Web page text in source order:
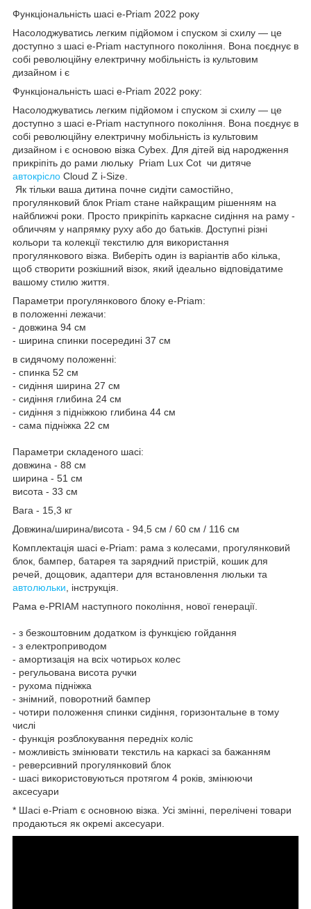
Функціональність шасі е-Priam 2022 року
Насолоджуватись легким підйомом і спуском зі схилу — це
доступно з шасі e-Priam наступного покоління. Вона поєднує в
собі революційну електричну мобільність із культовим
дизайном і є
Функціональність шасі е-Priam 2022 року:
Насолоджуватись легким підйомом і спуском зі схилу — це
доступно з шасі e-Priam наступного покоління. Вона поєднує в
собі революційну електричну мобільність із культовим
дизайном і є oсновою візка Cybex. Для дітей від народження
прикріпіть до рами люльку Priam Lux Cot чи дитяче
автокрісло Cloud Z i-Size.
Як тільки ваша дитина почне сидіти самостійно,
прогулянковий блок Priam стане найкращим рішенням на
найближчі роки. Просто прикріпіть каркасне сидіння на раму -
обличчям у напрямку руху або до батьків. Доступні різні
кольори та колекції текстилю для використання
прогулянкового візка. Виберіть один із варіантів або кілька,
щоб створити розкішний візок, який ідеально відповідатиме
вашому стилю життя.
Параметри прогулянкового блоку е-Priam:
в положенні лежачи:
- довжина 94 см
- ширина спинки посередині 37 см
в сидячому положенні:
- спинка 52 см
- сидіння ширина 27 см
- сидіння глибина 24 см
- сидіння з підніжкою глибина 44 см
- сама підніжка 22 см
Параметри складеного шасі:
довжина - 88 см
ширина - 51 см
висота - 33 см
Вага - 15,3 кг
Довжина/ширина/висота - 94,5 см / 60 см / 116 см
Комплектація шасі е-Priam: рама з колесами, прогулянковий
блок, бампер, батарея та зарядний пристрій, кошик для
речей, дощовик, адаптери для встановлення люльки та
автолюльки , інструкція.
Рама e-PRIAM наступного покоління, нової генерації.
- з безкоштовним додатком із функцією гойдання
- з електроприводом
- амортизація на всіх чотирьох колес
- регульована висота ручки
- рухома підніжка
- знімний, поворотний бампер
- чотири положення спинки сидіння, горизонтальне в тому
числі
- функція розблокування передніх коліс
- можливість змінювати текстиль на каркасі за бажанням
- реверсивний прогулянковий блок
- шасі використовуються протягом 4 років, змінюючи
аксесуари
* Шасі e-Priam є основною візка. Усі змінні, перелічені товари
продаються як окремі аксесуари.